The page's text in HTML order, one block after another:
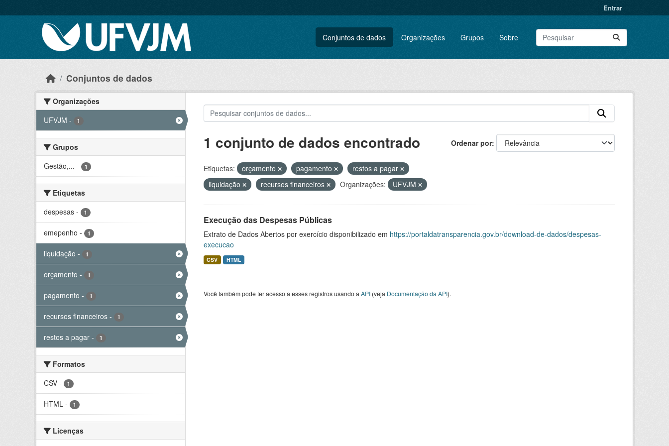
Entrar
Conjuntos de dados Organizações Grupos Sobre
Conjuntos de dados
Organizações
UFVJM - 1
Grupos
Gestão,... - 1
Etiquetas
despesas - 1
emepenho - 1
liquidação - 1
orçamento - 1
pagamento - 1
recursos financeiros - 1
restos a pagar - 1
Formatos
CSV - 1
HTML - 1
Licenças
Ordenar por
1 conjunto de dados encontrado
Etiquetas: orçamento pagamento
restos a pagar
liquidação
recursos financeiros Organizações: UFVJM
Execução das Despesas Públicas
Extrato de Dados Abertos por exercício disponibilizado em https://portaldatransparencia.gov.br/download-de-dados/despesas-
execucao
CSV HTML
Você também pode ter acesso a esses registros usando a API(veja Documentação da API).